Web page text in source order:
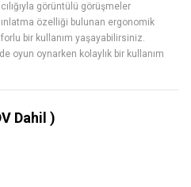
görüntülü görüşmeler
özelliği bulunan ergonomik
bir kullanım yaşayabilirsiniz.
oyun oynarken kolaylık bir kullanım
Dahil )